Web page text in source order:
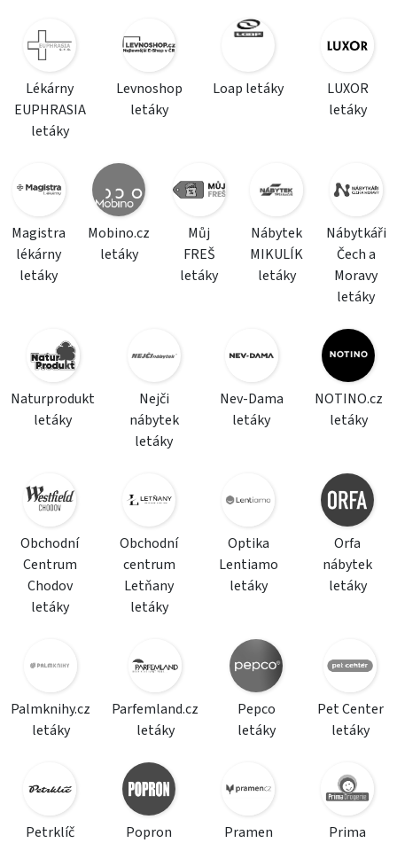
Lékárny
EUPHRASIA
letáky
Levnoshop
letáky
Loap letáky
LUXOR
letáky
Magistra
lékárny
letáky
Mobino.cz
letáky
Můj
FREŠ
letáky
Nábytek
MIKULÍK
letáky
Nábytkáři
Čech a
Moravy
letáky
Naturprodukt
letáky
Nejči
nábytek
letáky
Nev-Dama
letáky
NOTINO.cz
letáky
Obchodní
Centrum
Chodov
letáky
Obchodní
centrum
Letňany
letáky
Optika
Lentiamo
letáky
Orfa
nábytek
letáky
Palmknihy.cz
letáky
Parfemland.cz
letáky
Pepco
letáky
Pet Center
letáky
Petrklíč
Popron
Pramen
Prima